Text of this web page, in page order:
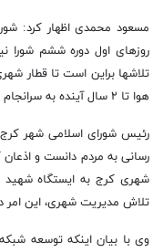
مسعود محمدی اظهار کرد:
روز‌های اول دوره ششم شورا
تلاشها براین است تا قطار
هوا تا ۲ سال آینده به سرانجام برسانیم .
رئیس شورای اسلامی شهر کرج
رسانی به مردم دانست و اذعان
شهری کرج به ایستگاه شهید
تلاش مدیریت شهری، این
وی با بیان اینکه توسعه